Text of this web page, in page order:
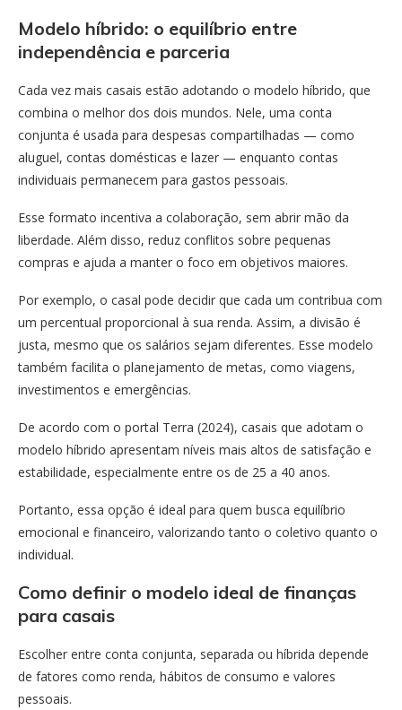
Modelo híbrido: o equilíbrio entre
independência e parceria
Cada vez mais casais estão adotando o modelo híbrido, que
combina o melhor dos dois mundos. Nele, uma conta
conjunta é usada para despesas compartilhadas — como
aluguel, contas domésticas e lazer — enquanto contas
individuais permanecem para gastos pessoais.
Esse formato incentiva a colaboração, sem abrir mão da
liberdade. Além disso, reduz conflitos sobre pequenas
compras e ajuda a manter o foco em objetivos maiores.
Por exemplo, o casal pode decidir que cada um contribua com
um percentual proporcional à sua renda. Assim, a divisão é
justa, mesmo que os salários sejam diferentes. Esse modelo
também facilita o planejamento de metas, como viagens,
investimentos e emergências.
De acordo com o portal Terra (2024), casais que adotam o
modelo híbrido apresentam níveis mais altos de satisfação e
estabilidade, especialmente entre os de 25 a 40 anos.
Portanto, essa opção é ideal para quem busca equilíbrio
emocional e financeiro, valorizando tanto o coletivo quanto o
individual.
Como definir o modelo ideal de finanças
para casais
Escolher entre conta conjunta, separada ou híbrida depende
de fatores como renda, hábitos de consumo e valores
pessoais.